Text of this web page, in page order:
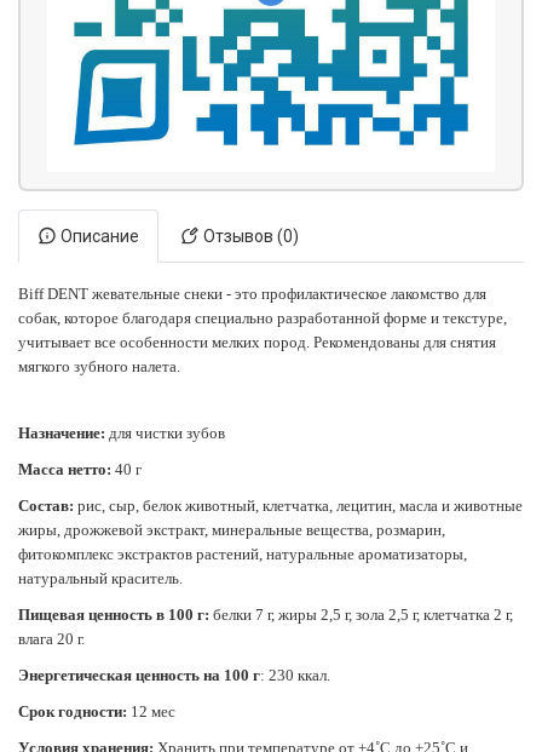
Описание Отзывов (0)
Biff DENT жевательные снеки - это профилактическое лакомство для
собак, которое благодаря специально разработанной форме и текстуре,
учитывает все особенности мелких пород. Рекомендованы для снятия
мягкого зубного налета.
Назначение: для чистки зубов
Масса нетто: 40 г
Состав: рис, сыр, белок животный, клетчатка, лецитин, масла и животные
жиры, дрожжевой экстракт, минеральные вещества, розмарин,
фитокомплекс экстрактов растений, натуральные ароматизаторы,
натуральный краситель.
Пищевая ценность в 100 г: белки 7 г, жиры 2,5 г, зола 2,5 г, клетчатка 2 г,
влага 20 г.
Энергетическая ценность на 100 г: 230 ккал.
Срок годности: 12 мес
Условия хранения: Хранить при температуре от +4˚С до +25˚С и